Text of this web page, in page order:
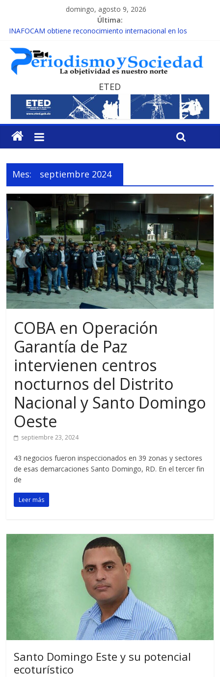
domingo, agosto 9, 2026
Última:
INAFOCAM obtiene reconocimiento internacional en los
15 de febrero de cada año es Día Nacional de la lucha contra el
cáncer infantil
EL ENFOQUE UNILATERAL DE LA COALICIÓN
MESCyT y Universidad Albizu apoyarán rehabilitación de
reclusos
MESCyT presenta calendario de Consulta Nacional por la
Educación
ETED
Mes: septiembre 2024
COBA en Operación
Garantía de Paz
intervienen centros
nocturnos del Distrito
Nacional y Santo Domingo
Oeste
septiembre 23, 2024
⁠43 negocios fueron inspeccionados en 39 zonas y sectores
de esas demarcaciones Santo Domingo, RD. En el tercer fin
de
Leer más
Santo Domingo Este y su potencial
ecoturístico